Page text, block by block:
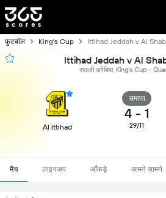
फुटबॉल King's Cup Ittihad Jeddah v Al
Ittihad Jeddah v Al
सऊदी अरेबिया, King's Cup -
Al Ittihad
समाप्त
4 - 1
29/11
मैच लाइनअप आँकड़े आमने सामने